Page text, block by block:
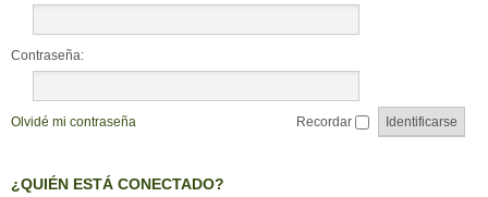
Contraseña:
Olvidé mi contraseña Recordar
¿QUIÉN ESTÁ CONECTADO?